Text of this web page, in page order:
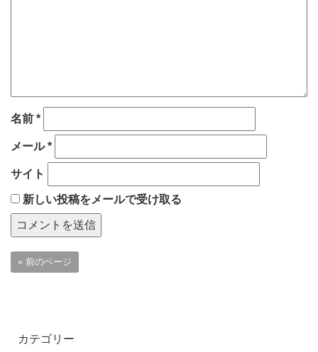
名前 *
メール*
サイト
新しい投稿をメールで受け取る
« 前のページ
カテゴリー